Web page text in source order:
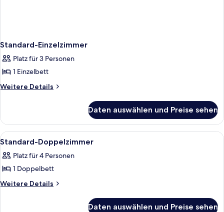
Standard-Einzelzimmer
Platz für 3 Personen
1 Einzelbett
Weitere Details
Weitere
Einzelzimmer
Daten auswählen und Preise sehen
Alle
Fotos
für
Standard-
Doppelzimmer
Ein Hotelzimmer mit zwei Betten,
9
Standard-Doppelzimmer
Platz für 4 Personen
1 Doppelbett
Weitere Details
Weitere
Daten auswählen und Preise sehen